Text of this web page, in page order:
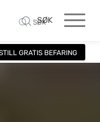
SØK
SØK
GRATIS BEFARING